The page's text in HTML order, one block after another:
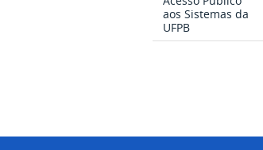
aos Sistemas da
UFPB